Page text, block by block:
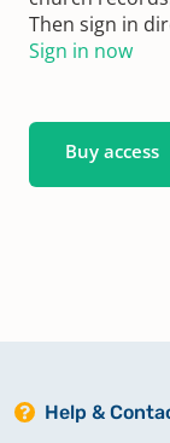
Then sign in
Sign in now
Buy access
Help &